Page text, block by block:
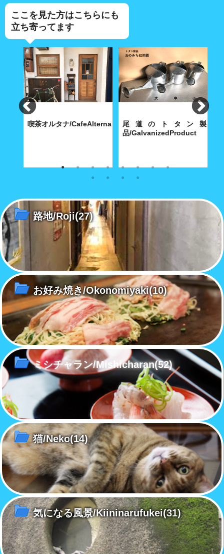
ここを見た方はこちらにも
立ち寄ってます
喫茶オルタナ/CafeAlterna
八坂神社に通じる築島(明神)小
尾道のトタン製
品/GalvanizedProduct
内海製作所(大正9年創業)が今
ン・グッズ
路地/Roji(27)
お好み焼き/Okonomiyaki(10)
ミシチャラン/Mishicharan(52)
猫/Neko(14)
気になる風景/Kiininarufukei(31)